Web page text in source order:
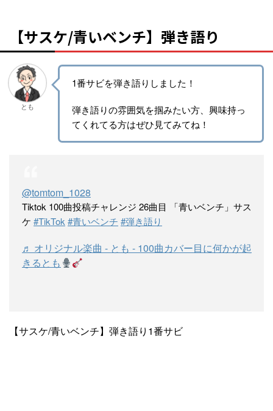
【サスケ/青いベンチ】弾き語り
とも
1番サビを弾き語りしました！
弾き語りの雰囲気を掴みたい方、興味持っ
てくれてる方はぜひ見てみてね！
@tomtom_1028
Tiktok 100曲投稿チャレンジ 26曲目 「青いベンチ」サス
ケ #TikTok #青いベンチ #弾き語り
♬ オリジナル楽曲 - とも - 100曲カバー目に何かが起
きるとも
【サスケ/青いベンチ】弾き語り1番サビ